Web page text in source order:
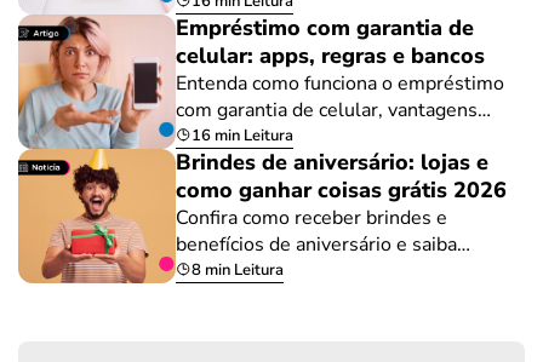
Empréstimo com garantia de
celular: apps, regras e bancos
Entenda como funciona o empréstimo
com garantia de celular, vantagens…
16 min Leitura
Brindes de aniversário: lojas e
como ganhar coisas grátis 2026
Confira como receber brindes e
benefícios de aniversário e saiba…
8 min Leitura